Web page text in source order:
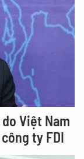
Việt Nam
ty FDI